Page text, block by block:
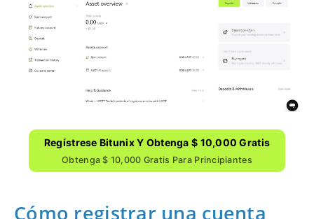
Regístrese Bitunix Y Obtenga $ 10,000 Gratis
Obtenga $ 10,000 Gratis Para Principiantes
Cómo registrar una cuenta